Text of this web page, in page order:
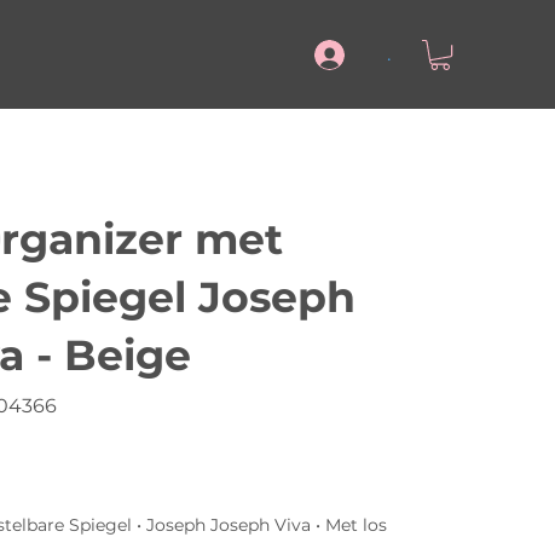
.
met
Spiegel Joseph
- Beige
Spiegel • Joseph Joseph Viva • Met los